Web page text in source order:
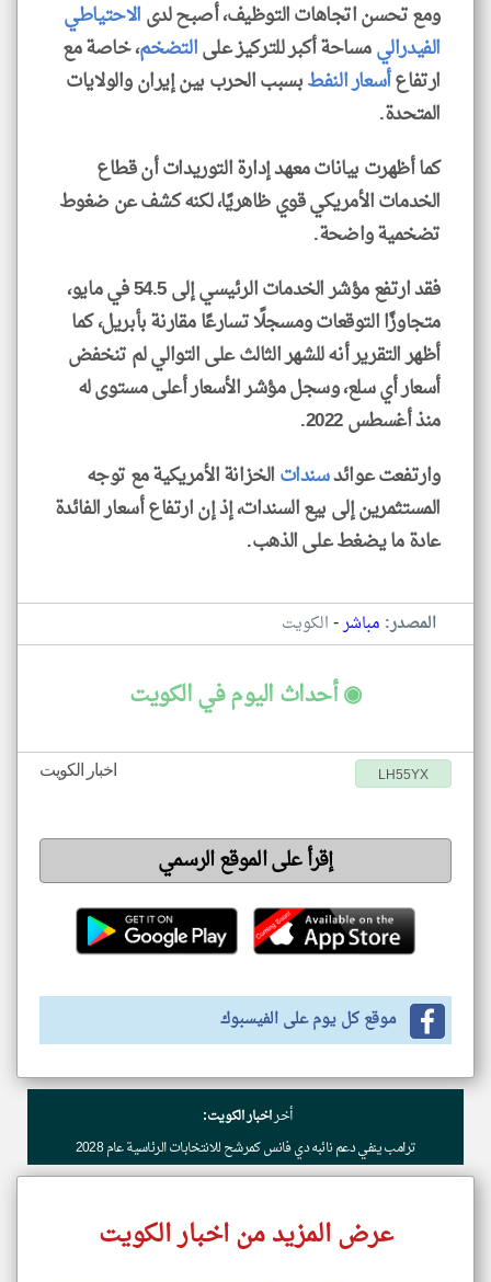
ومع تحسن اتجاهات التوظيف، أصبح لدىالاحتياطي
الفيدراليمساحة أكبر للتركيز علىالتضخم، خاصة مع
ارتفاعأسعار النفطبسبب الحرب بين إيران والولايات
المتحدة.
كما أظهرت بيانات معهد إدارة التوريدات أن قطاع
الخدمات الأمريكي قوي ظاهريًا، لكنه كشف عن ضغوط
تضخمية واضحة.
فقد ارتفع مؤشر الخدمات الرئيسي إلى 54.5 في مايو،
متجاوزًا التوقعات ومسجلًا تسارعًا مقارنة بأبريل، كما
أظهر التقرير أنه للشهر الثالث على التوالي لم تنخفض
أسعار أي سلع، وسجل مؤشر الأسعار أعلى مستوى له
منذ أغسطس 2022.
وارتفعت عوائدسنداتالخزانة الأمريكية مع توجه
المستثمرين إلى بيع السندات، إذ إن ارتفاع أسعار الفائدة
عادة ما يضغط على الذهب.
المصدر: مباشر-الكويت
◉ أحداث اليوم في الكويت
اخبار الكويت LH55YX
إقرأ على الموقع الرسمي
موقع كل يوم على الفيسبوك
أخراخبار الكويت:
ترامب ينفي دعم نائبه دي فانس كمرشح للانتخابات الرئاسية عام 2028
عرض المزيد من اخبار الكويت